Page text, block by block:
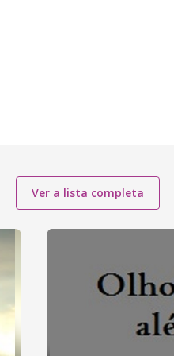
Ver a lista completa